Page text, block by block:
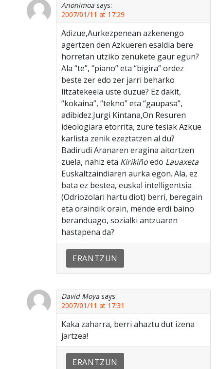
Anonimoa says:
2007/01/11 at 17:29
Adizue,Aurkezpenean azkenengo
agertzen den Azkueren esaldia bere
horretan utziko zenukete gaur egun?
Ala “te”, “piano” eta “bigira” ordez
beste zer edo zer jarri beharko
litzatekeela uste duzue? Ez dakit,
“kokaina”, “tekno” eta “gaupasa”,
adibidez.Jurgi Kintana,On Resuren
ideologiara etorrita, zure tesiak Azkue
karlista zenik ezeztatzen al du?
Badirudi Aranaren eragina aitortzen
zuela, nahiz eta Kirikiñoedo Lauaxeta
Euskaltzaindiaren aurka egon. Ala, ez
bata ez bestea, euskal intelligentsia
(Odriozolari hartu diot) berri, beregain
eta oraindik orain, mende erdi baino
beranduago, sozialki antzuaren
hastapena da?
ERANTZUN
David Moya says:
2007/01/11 at 17:31
Kaka zaharra, berri ahaztu dut izena
jartzea!
ERANTZUN